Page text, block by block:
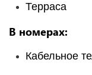
Терраса
В номерах:
Кабельное